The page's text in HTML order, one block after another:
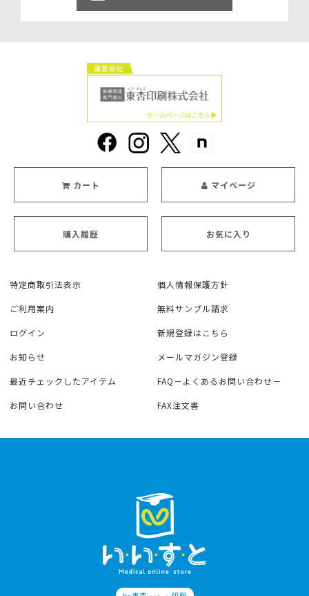
カート マイページ
購入履歴 お気に入り
特定商取引法表示 個人情報保護方針
ご利用案内 無料サンプル請求
ログイン 新規登録はこちら
お知らせ メールマガジン登録
最近チェックしたアイテム FAQ－よくあるお問い合わせ－
お問い合わせ FAX注文書